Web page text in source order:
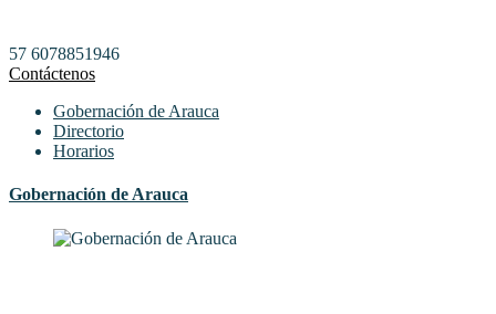
57 6078851946
Contáctenos
Gobernación de Arauca
Directorio
Horarios
Gobernación de Arauca